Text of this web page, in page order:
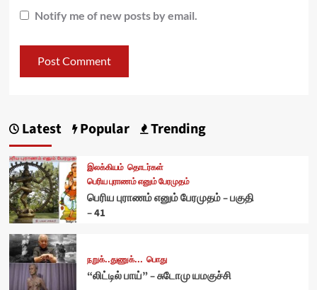
Notify me of new posts by email.
Latest Popular Trending
இலக்கியம் தொடர்கள்
பெரிய புராணம் எனும் பேரமுதம்
பெரிய புராணம் எனும் பேரமுதம் – பகுதி
– 41
நறுக்..துணுக்... பொது
“லிட்டில் பாய்” – சுடோமு யமகுச்சி